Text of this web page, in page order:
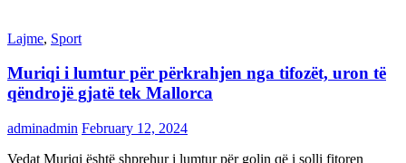
Lajme, Sport
Muriqi i lumtur për përkrahjen nga tifozët, uron të
qëndrojë gjatë tek Mallorca
adminadmin February 12, 2024
Vedat Muriqi është shprehur i lumtur për golin që i solli fitoren